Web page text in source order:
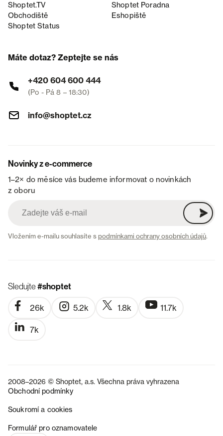
Shoptet.TV
Shoptet Poradna
Obchodiště
Eshopiště
Shoptet Status
Máte dotaz? Zeptejte se nás
+420 604 600 444
(Po - Pá 8 – 18:30)
info@shoptet.cz
Novinky z e-commerce
1–2× do měsíce vás budeme informovat o novinkách
z oboru
Vložením e-mailu souhlasíte spodmínkami ochrany osobních údajů.
Sledujte#shoptet
26k 5.2k 1.8k 11.7k
7k
2008–2026 © Shoptet, a.s. Všechna práva vyhrazena
Obchodní podmínky
Soukromí a cookies
Formulář pro oznamovatele